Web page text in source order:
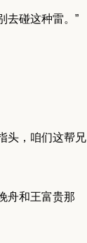
去碰这种雷。”
头，咱们这帮兄
舟和王富贵那